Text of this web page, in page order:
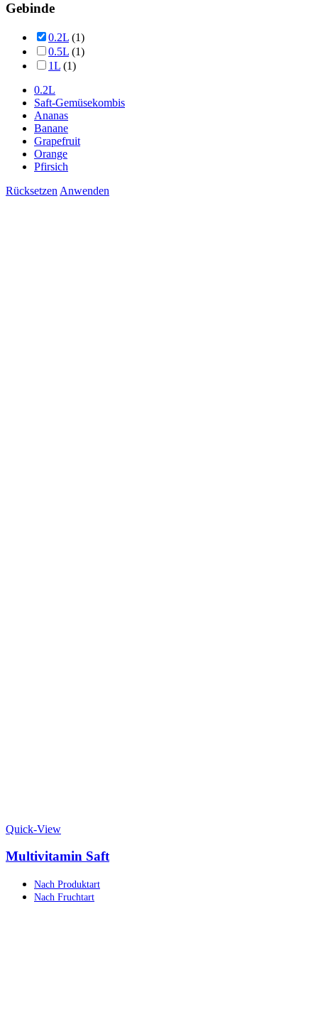
Gebinde
0.2L (1)
0.5L (1)
1L (1)
0.2L
Saft-Gemüsekombis
Ananas
Banane
Grapefruit
Orange
Pfirsich
Rücksetzen Anwenden
Quick-View
Multivitamin Saft
Nach Produktart
Nach Fruchtart